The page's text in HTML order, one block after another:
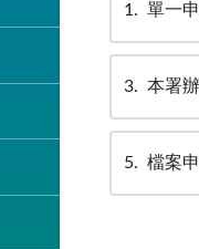
1 單一
3 本署
5 檔案